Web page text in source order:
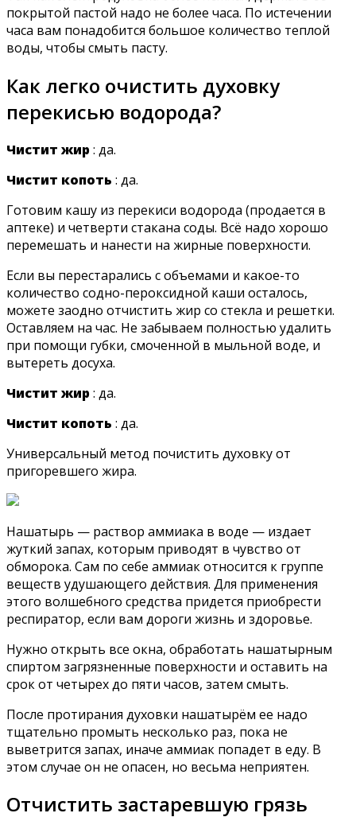
покрытой пастой надо не более часа. По истечении
часа вам понадобится большое количество теплой
воды, чтобы смыть пасту.
Как легко очистить духовку
перекисью водорода?
Чистит жир : да.
Чистит копоть : да.
Готовим кашу из перекиси водорода (продается в
аптеке) и четверти стакана соды. Всё надо хорошо
перемешать и нанести на жирные поверхности.
Если вы перестарались с объемами и какое-то
количество содно-пероксидной каши осталось,
можете заодно отчистить жир со стекла и решетки.
Оставляем на час. Не забываем полностью удалить
при помощи губки, смоченной в мыльной воде, и
вытереть досуха.
Чистит жир : да.
Чистит копоть : да.
Универсальный метод почистить духовку от
пригоревшего жира.
Нашатырь — раствор аммиака в воде — издает
жуткий запах, которым приводят в чувство от
обморока. Сам по себе аммиак относится к группе
веществ удушающего действия. Для применения
этого волшебного средства придется приобрести
респиратор, если вам дороги жизнь и здоровье.
Нужно открыть все окна, обработать нашатырным
спиртом загрязненные поверхности и оставить на
срок от четырех до пяти часов, затем смыть.
После протирания духовки нашатырём ее надо
тщательно промыть несколько раз, пока не
выветрится запах, иначе аммиак попадет в еду. В
этом случае он не опасен, но весьма неприятен.
Отчистить застаревшую грязь